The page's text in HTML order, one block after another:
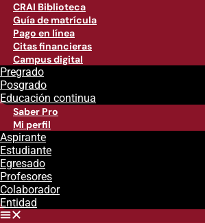
CRAI Biblioteca
Guía de matrícula
Pago en línea
Citas financieras
Campus digital
Pregrado
Posgrado
Educación continua
Saber Pro
Mi perfil
Aspirante
Estudiante
Egresado
Profesores
Colaborador
Entidad